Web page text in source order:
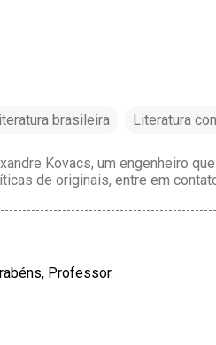
brasileira
Literatura
Kovacs, um engenheiro
de originais, entre em
Professor.